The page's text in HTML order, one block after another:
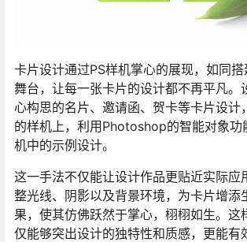
卡片设计通过PS样机掌心的展现，如同
舞台，让每一张卡片的设计都不再平凡。
心构思的名片、邀请函、贺卡等卡片设计
的样机上，利用Photoshop的智能对象功
机中的示例设计。
这一手法不仅能让设计作品更贴近实际应
整光线、阴影以及背景环境，为卡片增添
果，使其仿佛跃然于掌心，栩栩如生。这
仅能够突出设计的独特性和质感，更能有